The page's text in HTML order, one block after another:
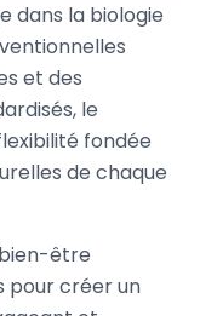
dans la biologie
et des
le
fondée
de chaque
être
pour créer un